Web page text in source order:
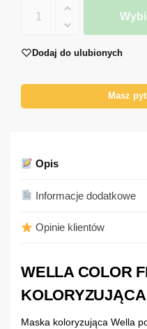
Dodaj do ulubionych
Masz
Opis
Informacje dodatkowe
Opinie klientów
WELLA COLOR
Maska koloryzująca Wella